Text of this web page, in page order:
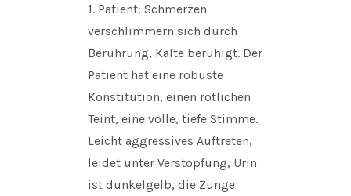
1. Patient: Schmerzen
verschlimmern sich durch
Berührung, Kälte beruhigt. Der
Patient hat eine robuste
Konstitution, einen rötlichen
Teint, eine volle, tiefe Stimme.
Leicht aggressives Auftreten,
leidet unter Verstopfung, Urin
ist dunkelgelb, die Zunge